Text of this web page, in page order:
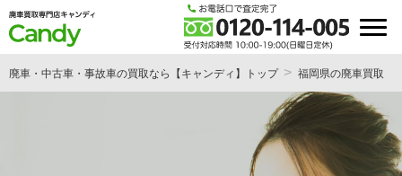
廃車・中古車・事故車の買取なら【キャンディ】トップ 福岡県の廃車買取